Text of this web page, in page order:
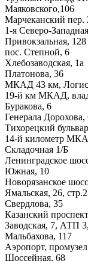
Маяковского,106
Марчеканский пер.
1-я Северо-
Привокзальная,
пос. Степной, 6
Хлебозаводская, 1а
Платонова, 36
МКАД 43 км,
19-й км МКАД,
Буракова, 6
Генерала Дорохова,
Тихорецкий
14-й километр
Складочная 1/Б
Ленинградское
Южная, 10
Новорязанское
Ямальская, 26,
Свердлова, 35
Казанский
Заводская, 7, АТП
Мальбахова, 117
Аэропорт,
Шоссейная, 68